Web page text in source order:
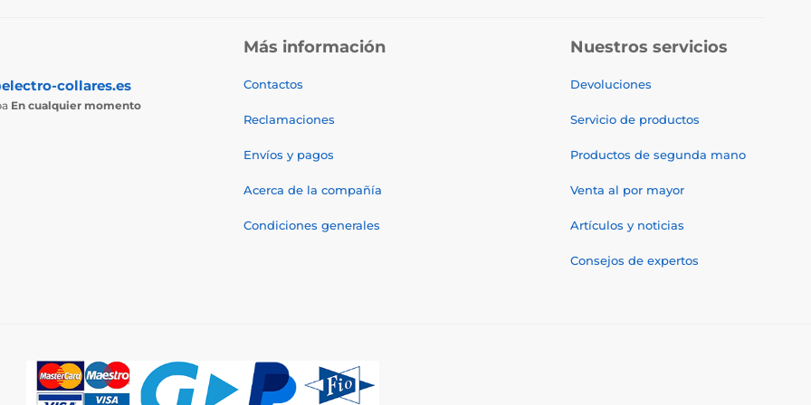
collares.es
En cualquier momento
Más información
Contactos
Reclamaciones
Envíos y pagos
Acerca de la compañía
Condiciones generales
Nuestros servicios
Devoluciones
Servicio de productos
Productos de segunda mano
Venta al por mayor
Artículos y noticias
Consejos de expertos